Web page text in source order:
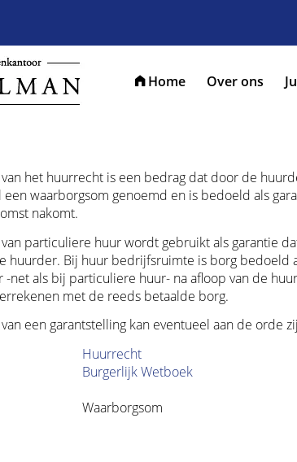
Home Over ons
het huurrecht is een bedrag dat door de
waarborgsom genoemd en is bedoeld als
nakomt.
particuliere huur wordt gebruikt als garantie
huurder. Bij huur bedrijfsruimte is borg bedoeld
-net als bij particuliere huur- na afloop van de
met de reeds betaalde borg.
een garantstelling kan eventueel aan de orde
Huurrecht
Burgerlijk Wetboek
Waarborgsom